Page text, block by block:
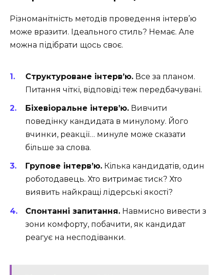
Різноманітність методів проведення інтерв’ю
може вразити. Ідеального стиль? Немає. Але
можна підібрати щось своє.
Структуроване інтерв’ю. Все за планом.
Питання чіткі, відповіді теж передбачувані.
Біхевіоральне інтерв’ю. Вивчити
поведінку кандидата в минулому. Його
вчинки, реакції… минуле може сказати
більше за слова.
Групове інтерв’ю. Кілька кандидатів, один
роботодавець. Хто витримає тиск? Хто
виявить найкращі лідерські якості?
Спонтанні запитання. Навмисно вивести з
зони комфорту, побачити, як кандидат
реагує на несподіванки.